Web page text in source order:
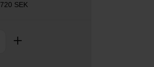
720 SEK